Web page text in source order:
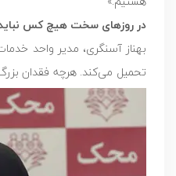
در روزهای سخت هیچ کس نباید
بهناز آسنگری، مدیر واحد
تحمیل می‌کند. هرچه فقدان